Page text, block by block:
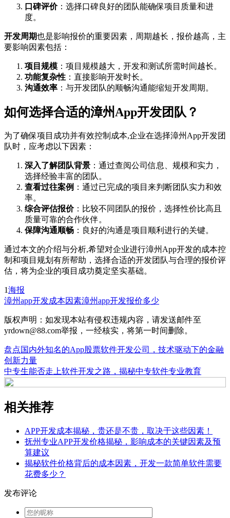
口碑评价：选择口碑良好的团队能确保项目质量和进
度。
开发周期也是影响报价的重要因素，周期越长，报价越高，主
要影响因素包括：
项目规模 ：项目规模越大，开发和测试所需时间越长。
功能复杂性 ：直接影响开发时长。
沟通效率 ：与开发团队的顺畅沟通能缩短开发周期。
如何选择合适的漳州App开发团队？
为了确保项目成功并有效控制成本,企业在选择漳州App开发团
队时，应考虑以下因素：
深入了解团队背景 ：通过查阅公司信息、规模和实力，
选择经验丰富的团队。
查看过往案例 ：通过已完成的项目来判断团队实力和效
率。
综合评估报价：比较不同团队的报价，选择性价比高且
质量可靠的合作伙伴。
保障沟通顺畅 ：良好的沟通是项目顺利进行的关键。
通过本文的介绍与分析,希望对企业进行漳州App开发的成本控
制和项目规划有所帮助，选择合适的开发团队与合理的报价评
估，将为企业的项目成功奠定坚实基础。
1海报
漳州app开发成本因素漳州app开发报价多少
版权声明：如发现本站有侵权违规内容，请发送邮件至
yrdown@88.com举报，一经核实，将第一时间删除。
盘点国内外知名的App股票软件开发公司，技术驱动下的金融
创新力量
中专生能否走上软件开发之路，揭秘中专软件专业教育
相关推荐
APP开发成本揭秘，贵还是不贵，取决于这些因素！
抚州专业APP开发价格揭秘，影响成本的关键因素及预
算建议
揭秘软件价格背后的成本因素，开发一款简单软件需要
花费多少？
发布评论